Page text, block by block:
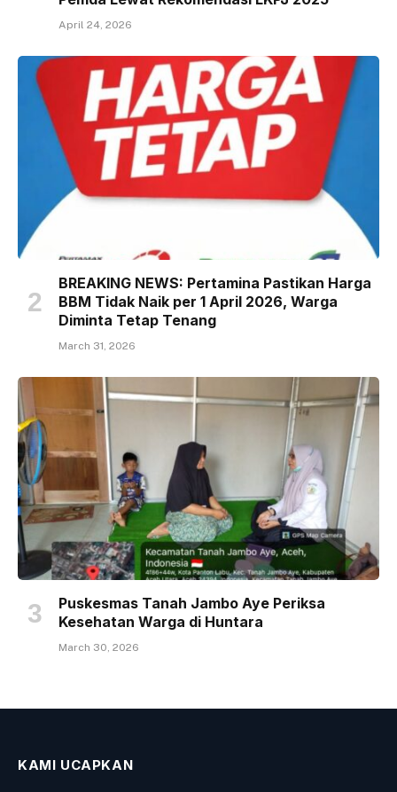
April 24, 2026
BREAKING NEWS: Pertamina Pastikan Harga
BBM Tidak Naik per 1 April 2026, Warga
Diminta Tetap Tenang
March 31, 2026
Puskesmas Tanah Jambo Aye Periksa
Kesehatan Warga di Huntara
March 30, 2026
KAMI UCAPKAN